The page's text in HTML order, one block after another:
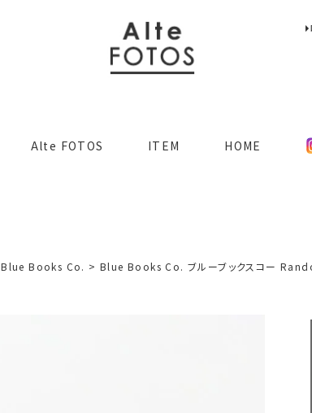
Alte FOTOS ITEM HOME
Blue Books Co. Blue Books Co. ブルーブックスコー